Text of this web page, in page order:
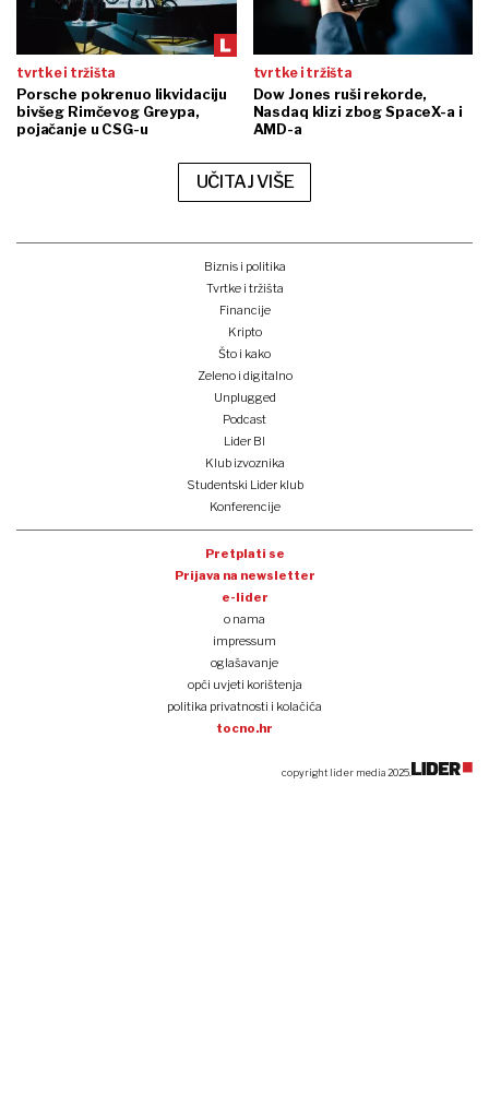
tvrtke i tržišta
Porsche pokrenuo likvidaciju
bivšeg Rimčevog Greypa,
pojačanje u CSG-u
tvrtke i tržišta
Dow Jones ruši rekorde,
Nasdaq klizi zbog SpaceX-a i
AMD-a
UČITAJ VIŠE
Biznis i politika
Tvrtke i tržišta
Financije
Kripto
Što i kako
Zeleno i digitalno
Unplugged
Podcast
Lider BI
Klub izvoznika
Studentski Lider klub
Konferencije
Pretplati se
Prijava na newsletter
e-lider
o nama
impressum
oglašavanje
opći uvjeti korištenja
politika privatnosti i kolačića
tocno.hr
copyright lider media 2025.